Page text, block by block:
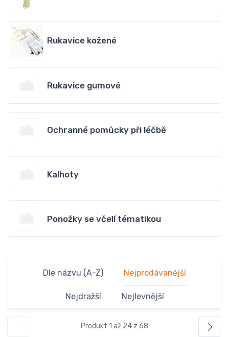
Rukavice kožené
Rukavice gumové
Ochranné pomůcky při léčbě
Kalhoty
Ponožky se včelí tématikou
Dle názvu (A-Z) Nejprodávanější
Nejdražší Nejlevnější
Produkt 1 až 24 z 68